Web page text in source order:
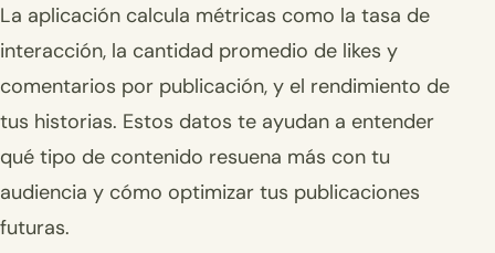
La aplicación calcula métricas como la tasa de
interacción, la cantidad promedio de likes y
comentarios por publicación, y el rendimiento de
tus historias. Estos datos te ayudan a entender
qué tipo de contenido resuena más con tu
audiencia y cómo optimizar tus publicaciones
futuras.